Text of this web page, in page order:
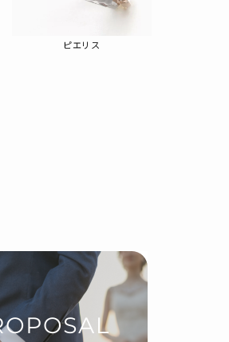
ピエリス